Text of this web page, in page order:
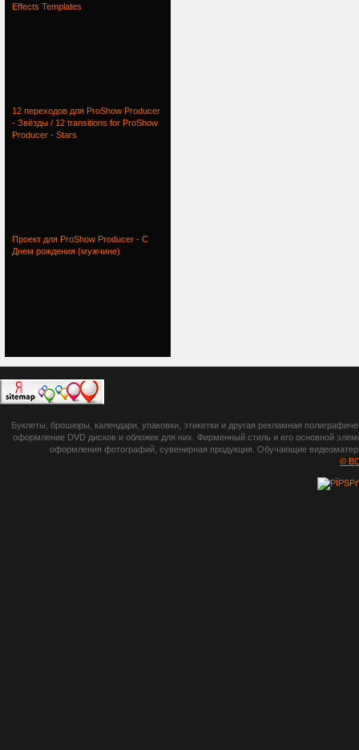
Effects Templates
12 переходов для ProShow Producer
- Звёзды / 12 transitions for ProShow
Producer - Stars
Проект для ProShow Producer - С
Днем рождения (мужчине)
botsetto.ru -
photoshop,
шрифты,
Буклеты, брошюры, календари, упаковки, этикетки и другая рекламная
оформление DVD дисков и обложек для них. Фирменный стиль и его основной
оформления фотографий, сувенирная продукция. Обучающие
©